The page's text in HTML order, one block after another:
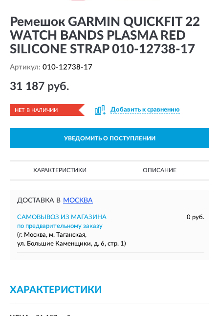
Ремешок GARMIN QUICKFIT 22
WATCH BANDS PLASMA RED
SILICONE STRAP 010-12738-17
Артикул: 010-12738-17
31 187 руб.
НЕТ В НАЛИЧИИ Добавить к сравнению
УВЕДОМИТЬ О ПОСТУПЛЕНИИ
ХАРАКТЕРИСТИКИ ОПИСАНИЕ
ДОСТАВКА В МОСКВА
САМОВЫВОЗ ИЗ МАГАЗИНА
0 руб.
по предварительному заказу
(г. Москва, м. Таганская,
ул. Большие Каменщики, д. 6, стр. 1)
ХАРАКТЕРИСТИКИ